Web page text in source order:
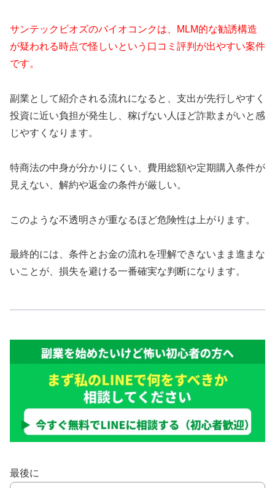
サンテックビオズのバイオコンクは、MLM的な勧誘構造
が疑われる時点で怪しいという口コミ評判が出やすい案件
です。
副業として紹介される流れになると、支出が先行しやすく
投資に近い負担が発生し、稼げない人ほど詐欺まがいと感
じやすくなります。
特商法の中身が分かりにくい、費用総額や定期購入条件が
見えない、解約や返金の条件が厳しい。
このような不透明さが重なるほど危険性は上がります。
最終的には、条件とお金の流れを理解できないまま進まな
いことが、損失を避ける一番確実な判断になります。
最後に